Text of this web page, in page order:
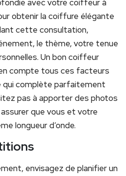
avec votre coiffeur à
obtenir la coiffure élégante
cette consultation,
le thème, votre tenue
Un bon coiffeur
compte tous ces facteurs
qui complète parfaitement
pas à apporter des photos
que vous et votre
longueur d’onde.
envisagez de planifier un